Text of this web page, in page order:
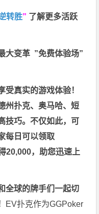
转胜” 了解更多活跃
大变革 ”免费体验场”
受真实的游戏体验！
州扑克、奥马哈、短
技巧。不仅如此， 可
每日可以领取
20,000，助您迅速上
全球的牌手们一起切
EV扑克作为GGPoker